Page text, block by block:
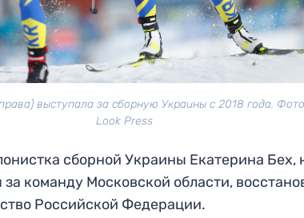
выступала за сборную Украины с 2018 года.
Look Press
сборной Украины Екатерина Бех,
команду Московской области,
Российской Федерации.